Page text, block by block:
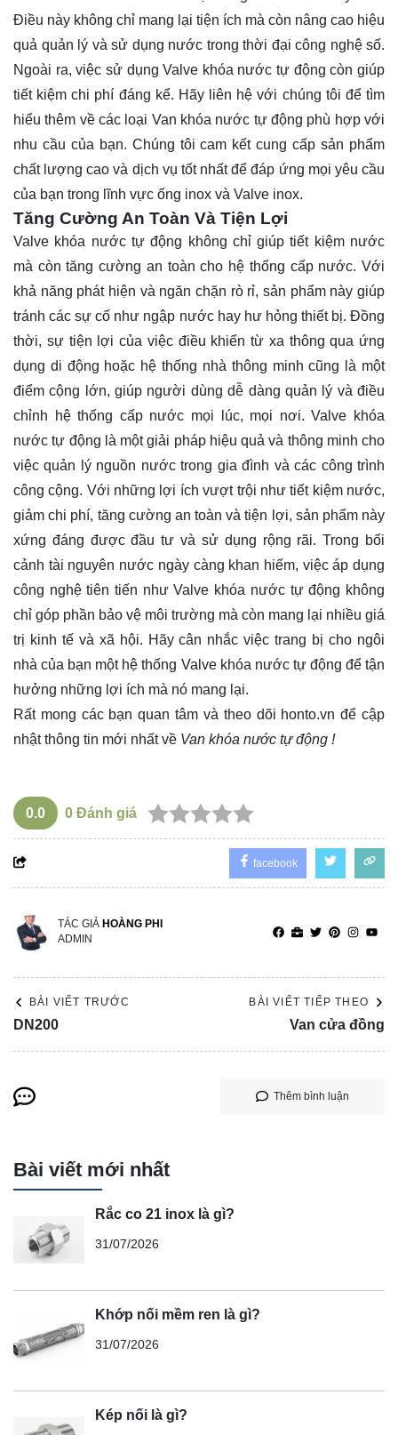
Điều này không chỉ mang lại tiện ích mà còn nâng cao hiệu
quả quản lý và sử dụng nước trong thời đại công nghệ số.
Ngoài ra, việc sử dụng Valve khóa nước tự động còn giúp
tiết kiệm chi phí đáng kể. Hãy liên hệ với chúng tôi để tìm
hiểu thêm về các loại Van khóa nước tự động phù hợp với
nhu cầu của bạn. Chúng tôi cam kết cung cấp sản phẩm
chất lượng cao và dịch vụ tốt nhất để đáp ứng mọi yêu cầu
của bạn trong lĩnh vực ống inox và Valve inox.
Tăng Cường An Toàn Và Tiện Lợi
Valve khóa nước tự động không chỉ giúp tiết kiệm nước
mà còn tăng cường an toàn cho hệ thống cấp nước. Với
khả năng phát hiện và ngăn chặn rò rỉ, sản phẩm này giúp
tránh các sự cố như ngập nước hay hư hỏng thiết bị. Đồng
thời, sự tiện lợi của việc điều khiển từ xa thông qua ứng
dụng di động hoặc hệ thống nhà thông minh cũng là một
điểm cộng lớn, giúp người dùng dễ dàng quản lý và điều
chỉnh hệ thống cấp nước mọi lúc, mọi nơi. Valve khóa
nước tự động là một giải pháp hiệu quả và thông minh cho
việc quản lý nguồn nước trong gia đình và các công trình
công cộng. Với những lợi ích vượt trội như tiết kiệm nước,
giảm chi phí, tăng cường an toàn và tiện lợi, sản phẩm này
xứng đáng được đầu tư và sử dụng rộng rãi. Trong bối
cảnh tài nguyên nước ngày càng khan hiếm, việc áp dụng
công nghệ tiên tiến như Valve khóa nước tự động không
chỉ góp phần bảo vệ môi trường mà còn mang lại nhiều giá
trị kinh tế và xã hội. Hãy cân nhắc việc trang bị cho ngôi
nhà của bạn một hệ thống Valve khóa nước tự động để tận
hưởng những lợi ích mà nó mang lại.
Rất mong các bạn quan tâm và theo dõi honto.vn để cập
nhật thông tin mới nhất về Van khóa nước tự động !
0.0 0 Đánh giá
facebook
TÁC GIẢ HOÀNG PHI
ADMIN
BÀI VIẾT TRƯỚC
DN200
BÀI VIẾT TIẾP THEO
Van cửa đồng
Thêm bình luận
Bài viết mới nhất
Rắc co 21 inox là gì?
31/07/2026
Khớp nối mềm ren là gì?
31/07/2026
Kép nối là gì?